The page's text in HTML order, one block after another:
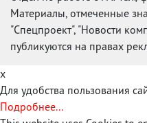
Материалы, отмеченные
"Спецпроект", "Новости
публикуются на правах
x
Для удобства пользования
Подробнее...